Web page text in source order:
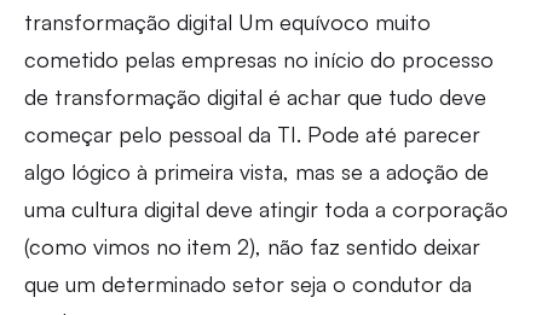
transformação digital Um equívoco muito
cometido pelas empresas no início do processo
de transformação digital é achar que tudo deve
começar pelo pessoal da TI. Pode até parecer
algo lógico à primeira vista, mas se a adoção de
uma cultura digital deve atingir toda a corporação
(como vimos no item 2), não faz sentido deixar
que um determinado setor seja o condutor da